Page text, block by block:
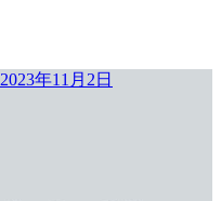
2023年11月2日